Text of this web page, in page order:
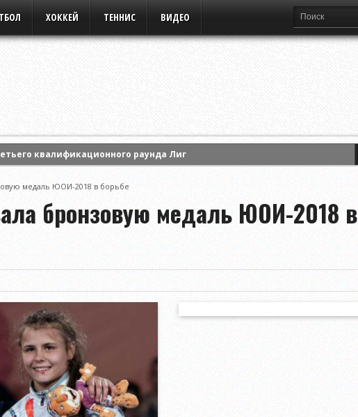
ХОККЕЙ ТЕННИС ВИДЕО
квалификационного раунда Лиги конференций УЕФА
медаль ЮОИ-2018 в борьбе
бронзовую медаль ЮОИ-2018 в